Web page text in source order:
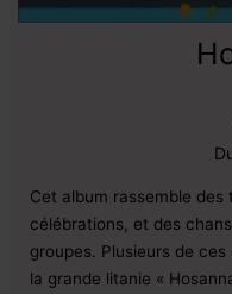
Cet album rassemble
célébrations, et des
groupes. Plusieurs de
la grande litanie «